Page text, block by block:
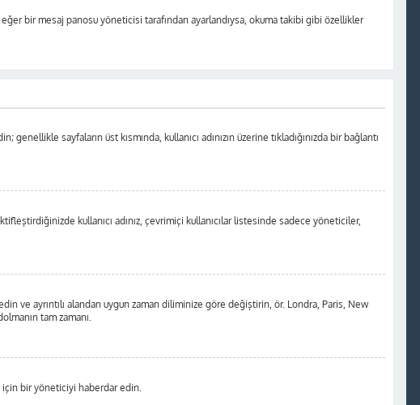
bir mesaj panosu yöneticisi tarafından ayarlandıysa, okuma takibi gibi özellikler
sayfaların üst kısmında, kullanıcı adınızın üzerine tıkladığınızda bir bağlantı
kullanıcı adınız, çevrimiçi kullanıcılar listesinde sadece yöneticiler,
ve ayrıntılı alandan uygun zaman diliminize göre değiştirin, ör. Londra, Paris, New
tam zamanı.
için bir yöneticiyi haberdar edin.